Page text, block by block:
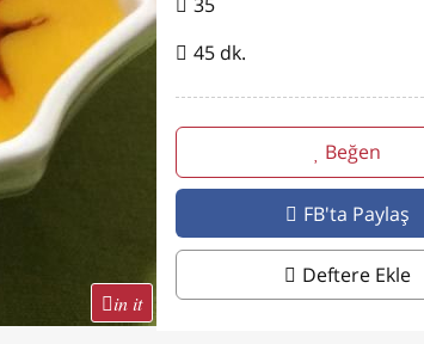
in it
45 dk.
Beğen
FB'ta Paylaş
Deftere Ekle